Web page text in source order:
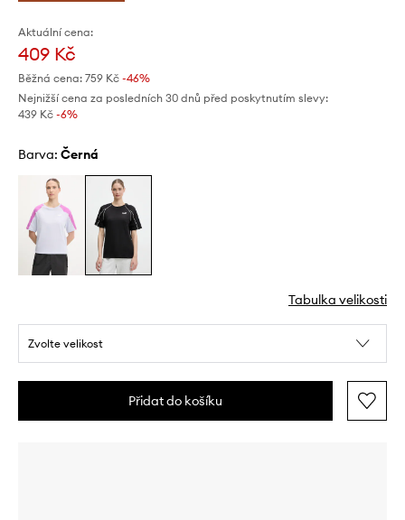
Aktuální cena:
409 Kč
Běžná cena: 759 Kč -46%
Nejnižší cena za posledních 30 dnů před poskytnutím slevy:
439 Kč -6%
Barva: černá
Tabulka velikosti
Zvolte velikost
Přidat do košíku